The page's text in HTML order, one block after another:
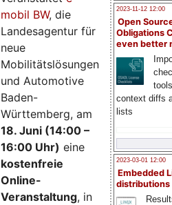
2023-11-12 12:00
Open
Obligations
even better
context diffs
lists
2023-03-01 12:00
Embedded
distributions
mobil BW, die
Landesagentur für
neue
Mobilitätslösungen
und Automotive
Baden-
Württemberg, am
18. Juni (14:00 –
16:00 Uhr) eine
kostenfreie
Online-
Veranstaltung, in